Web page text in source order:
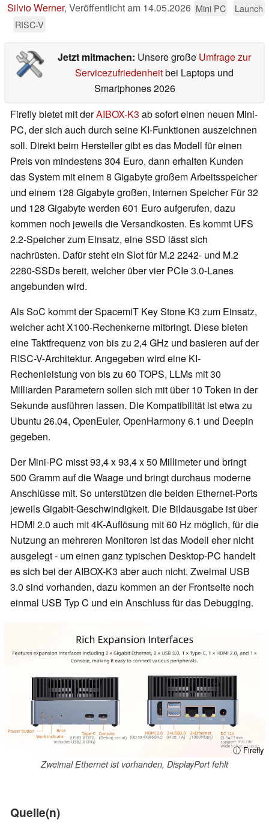
Silvio Werner, Veröffentlicht am 14.05.2026 Mini PC
Launch
RISC-V
Jetzt mitmachen: Unsere große Umfrage zur
Servicezufriedenheitbei Laptops und
Smartphones 2026
Firefly bietet mit derAIBOX-K3 ab sofort einen neuen Mini-
PC, der sich auch durch seine KI-Funktionen auszeichnen
soll. Direkt beim Hersteller gibt es das Modell für einen
Preis von mindestens 304 Euro, dann erhalten Kunden
das System mit einem 8 Gigabyte großem Arbeitsspeicher
und einem 128 Gigabyte großen, internen Speicher Für 32
und 128 Gigabyte werden 601 Euro aufgerufen, dazu
kommen noch jeweils die Versandkosten. Es kommt UFS
2.2-Speicher zum Einsatz, eine SSD lässt sich
nachrüsten. Dafür steht ein Slot für M.2 2242- und M.2
2280-SSDs bereit, welcher über vier PCIe 3.0-Lanes
angebunden wird.
Als SoC kommt der SpacemiT Key Stone K3 zum Einsatz,
welcher acht X100-Rechenkerne mitbringt. Diese bieten
eine Taktfrequenz von bis zu 2,4 GHz und basieren auf der
RISC-V-Architektur. Angegeben wird eine KI-
Rechenleistung von bis zu 60 TOPS, LLMs mit 30
Milliarden Parametern sollen sich mit über 10 Token in der
Sekunde ausführen lassen. Die Kompatibilität ist etwa zu
Ubuntu 26.04, OpenEuler, OpenHarmony 6.1 und Deepin
gegeben.
Der Mini-PC misst 93,4 x 93,4 x 50 Millimeter und bringt
500 Gramm auf die Waage und bringt durchaus moderne
Anschlüsse mit. So unterstützen die beiden Ethernet-Ports
jeweils Gigabit-Geschwindigkeit. Die Bildausgabe ist über
HDMI 2.0 auch mit 4K-Auflösung mit 60 Hz möglich, für die
Nutzung an mehreren Monitoren ist das Modell eher nicht
ausgelegt - um einen ganz typischen Desktop-PC handelt
es sich bei der AIBOX-K3 aber auch nicht. Zweimal USB
3.0 sind vorhanden, dazu kommen an der Frontseite noch
einmal USB Typ C und ein Anschluss für das Debugging.
ⓘ Firefly
Zweimal Ethernet ist vorhanden, DisplayPort fehlt
Quelle(n)